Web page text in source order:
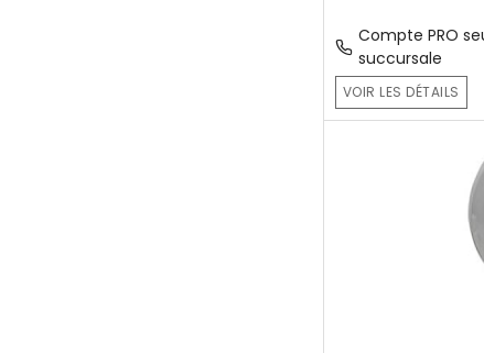
Compte PRO
succursale
VOIR LES DÉTAILS